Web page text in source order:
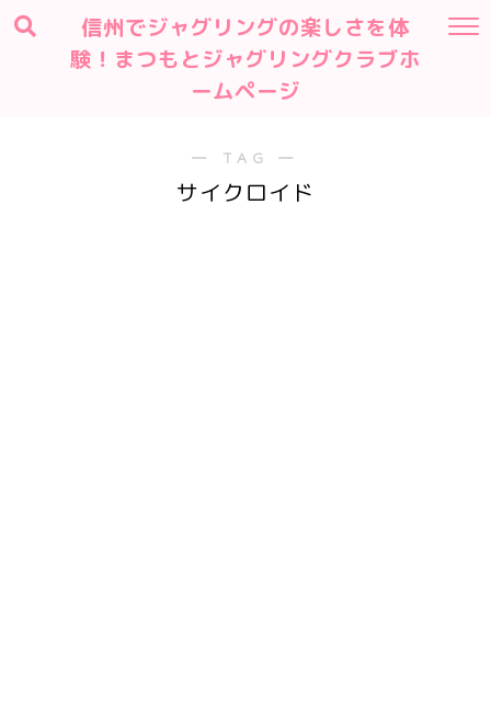
信州でジャグリングの楽しさを体
験！まつもとジャグリングクラブホ
ームページ
― TAG ―
サイクロイド